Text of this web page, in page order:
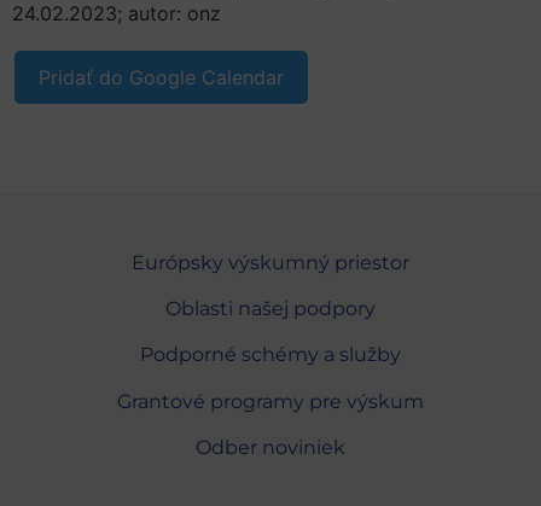
24.02.2023; autor: onz
Pridať do Google Calendar
Európsky výskumný priestor
Oblasti našej podpory
Podporné schémy a služby
Grantové programy pre výskum
Odber noviniek